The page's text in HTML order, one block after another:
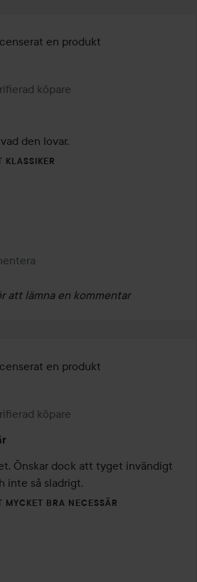
en produkt
11 månader
köpare
den lovar.
KLASSIKER
att lämna en kommentar
en produkt
11 månader
köpare
Önskar dock att tyget invändigt
inte så sladrigt.
MYCKET BRA NECESSÄR